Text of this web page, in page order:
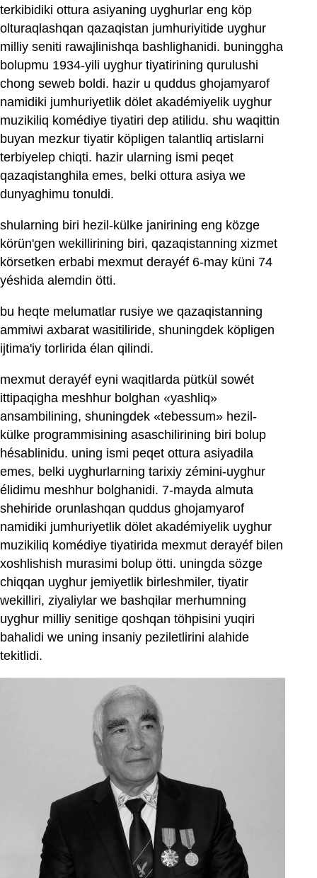
terkibidiki ottura asiyaning uyghurlar eng köp
olturaqlashqan qazaqistan jumhuriyitide uyghur
milliy seniti rawajlinishqa bashlighanidi. buninggha
bolupmu 1934-yili uyghur tiyatirining qurulushi
chong seweb boldi. hazir u quddus ghojamyarof
namidiki jumhuriyetlik dölet akadémiyelik uyghur
muzikiliq komédiye tiyatiri dep atilidu. shu waqittin
buyan mezkur tiyatir köpligen talantliq artislarni
terbiyelep chiqti. hazir ularning ismi peqet
qazaqistanghila emes, belki ottura asiya we
dunyaghimu tonuldi.
shularning biri hezil-külke janirining eng közge
körün'gen wekillirining biri, qazaqistanning xizmet
körsetken erbabi mexmut derayéf 6-may küni 74
yéshida alemdin ötti.
bu heqte melumatlar rusiye we qazaqistanning
ammiwi axbarat wasitiliride, shuningdek köpligen
ijtima'iy torlirida élan qilindi.
mexmut derayéf eyni waqitlarda pütkül sowét
ittipaqigha meshhur bolghan «yashliq»
ansambilining, shuningdek «tebessum» hezil-
külke programmisining asaschilirining biri bolup
hésablinidu. uning ismi peqet ottura asiyadila
emes, belki uyghurlarning tarixiy zémini-uyghur
élidimu meshhur bolghanidi. 7-mayda almuta
shehiride orunlashqan quddus ghojamyarof
namidiki jumhuriyetlik dölet akadémiyelik uyghur
muzikiliq komédiye tiyatirida mexmut derayéf bilen
xoshlishish murasimi bolup ötti. uningda sözge
chiqqan uyghur jemiyetlik birleshmiler, tiyatir
wekilliri, ziyaliylar we bashqilar merhumning
uyghur milliy senitige qoshqan töhpisini yuqiri
bahalidi we uning insaniy peziletlirini alahide
tekitlidi.